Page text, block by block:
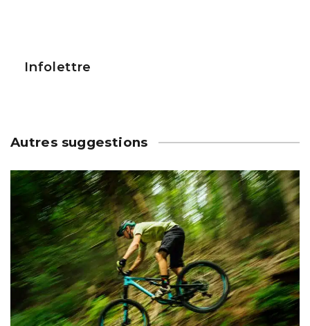
Infolettre
Autres suggestions